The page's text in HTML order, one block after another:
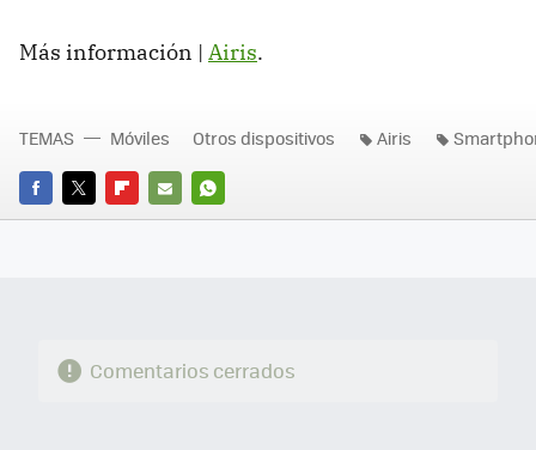
Más información | Airis.
FACEBOOK
TWITTERFLIPBOARD
E-
WHATSAPP
TEMAS Móviles Otros dispositivos Airis
Comentarios cerrados